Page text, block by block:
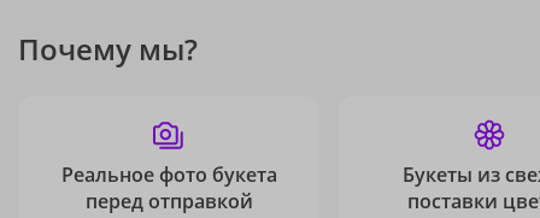
Почему мы?
Реальное фото букета
перед отправкой
Букеты из
поставки